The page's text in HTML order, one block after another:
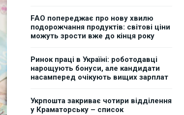
FAO попереджає про нову хвилю
подорожчання продуктів: світові ціни
можуть зрости вже до кінця року
Ринок праці в Україні: роботодавці
нарощують бонуси, але кандидати
насамперед очікують вищих зарплат
Укрпошта закриває чотири відділення
у Краматорську – список